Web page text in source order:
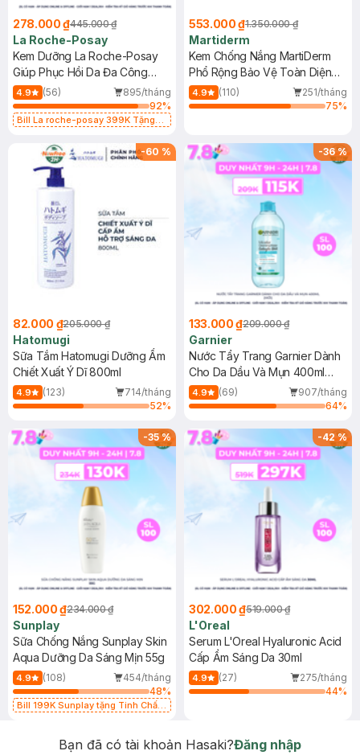
278.000 ₫445.000 ₫
La Roche-Posay
Kem Dưỡng La Roche-Posay
Giúp Phục Hồi Da Đa Công
Dụng 40ml
4.9 (56)
895/tháng
92%
Bill La roche-posay 399K Tặng
(SL có hạn)
553.000 ₫1.350.000 ₫
Martiderm
Kem Chống Nắng MartiDerm
Phổ Rộng Bảo Vệ Toàn Diện
40ml
4.9 (110)
251/tháng
75%
-60 %
82.000 ₫205.000 ₫
Hatomugi
Sữa Tắm Hatomugi Dưỡng Ẩm
Chiết Xuất Ý Dĩ 800ml
4.9 (123)
714/tháng
52%
-36%
133.000 ₫209.000 ₫
Garnier
Nước Tẩy Trang Garnier Dành
Cho Da Dầu Và Mụn 400ml
(Mới)
4.9 (69)
907/tháng
64%
-35%
152.000 ₫234.000 ₫
Sunplay
Sữa Chống Nắng Sunplay Skin
Aqua Dưỡng Da Sáng Mịn 55g
4.9 (108)
454/tháng
48%
Bill 199K Sunplay tặng Tinh Chất
-42%
302.000 ₫519.000 ₫
L'Oreal
Serum L'Oreal Hyaluronic Acid
Cấp Ẩm Sáng Da 30ml
4.9 (27)
275/tháng
44%
Bạn đã có tài khoản Hasaki?Đăng nhập